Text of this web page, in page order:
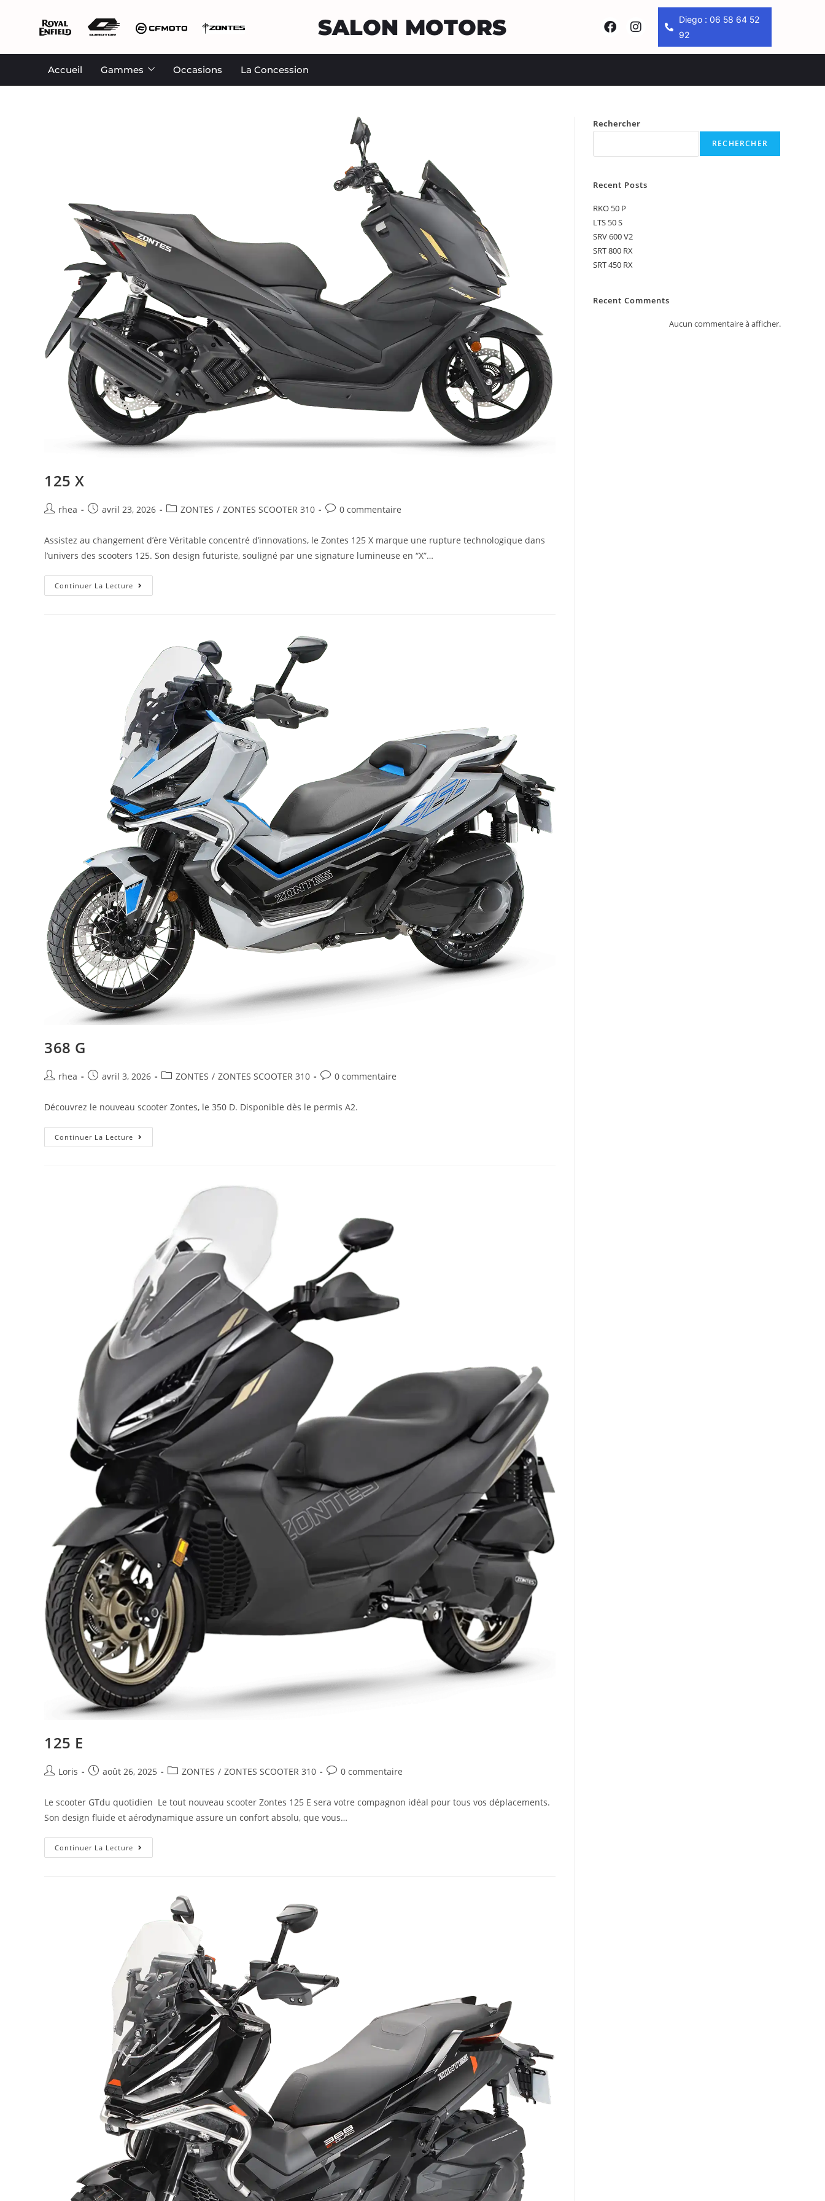
SALON MOTORS
Diego : 06 58 64 52
92
Accueil Gammes Occasions La Concession
125 X
rhea avril 23, 2026 ZONTES / ZONTES SCOOTER 310 0 commentaire
Assistez au changement d’ère Véritable concentré d’innovations, le Zontes 125 X marque une rupture technologique dans
l’univers des scooters 125. Son design futuriste, souligné par une signature lumineuse en “X”…
Continuer La Lecture
368 G
rhea avril 3, 2026 ZONTES / ZONTES SCOOTER 310 0 commentaire
Découvrez le nouveau scooter Zontes, le 350 D. Disponible dès le permis A2.
Continuer La Lecture
125 E
Loris août 26, 2025 ZONTES / ZONTES SCOOTER 310 0 commentaire
Le scooter GTdu quotidien Le tout nouveau scooter Zontes 125 E sera votre compagnon idéal pour tous vos déplacements.
Son design fluide et aérodynamique assure un confort absolu, que vous…
Continuer La Lecture
Rechercher
RECHERCHER
Recent Posts
RKO 50 P
LTS 50 S
SRV 600 V2
SRT 800 RX
SRT 450 RX
Recent Comments
Aucun commentaire à afficher.